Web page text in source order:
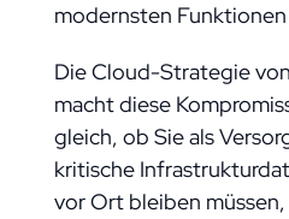
modernsten
Die Cloud-Strategie
macht diese
gleich, ob Sie als
kritische
vor Ort bleiben müssen,